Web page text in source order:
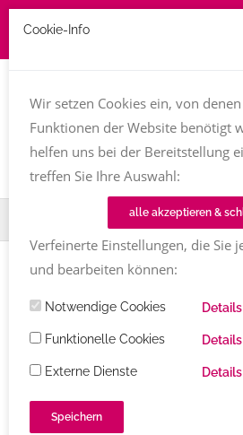
Fachfrauenmarkt
Lilian Kura
Redaktion
Cookie-Info
Wir setzen Cookies ein, von
Funktionen der Website benötigt
helfen uns bei der Bereitstellung
treffen Sie Ihre Auswahl:
alle akzeptieren &
Verfeinerte Einstellungen, die Sie
und bearbeiten können:
Notwendige Cookies Details
Funktionelle Cookies Details
Externe Dienste Details
Speichern